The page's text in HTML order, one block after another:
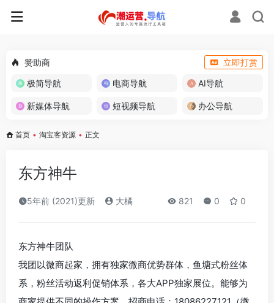
赞助商
立即打赏
极简导航
电商导航 AI导航
新媒体导航 短视频导航 办公导航
首页 • 淘宝客资源 • 正文
东方神牛
5年前 (2021)更新 大橘 821 0 0
东方神牛团队
我团以微商起家，拥有独家微商优势群体，鱼塘式粉丝体
系，粉丝活动返利促销体系，各大APP独家展位。能够为